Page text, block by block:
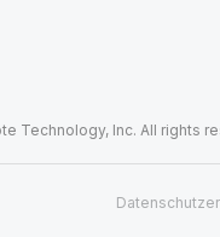
Technology, Inc. All rights